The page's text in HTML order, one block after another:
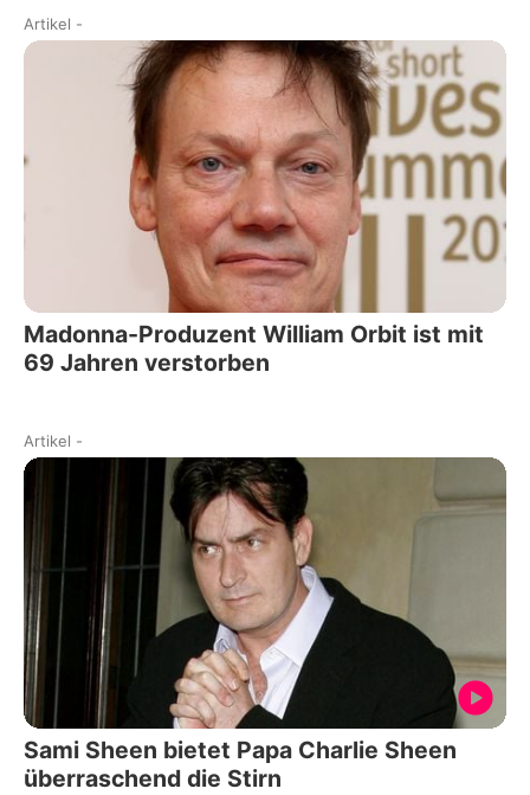
Artikel -
Madonna-Produzent William Orbit ist mit
69 Jahren verstorben
Artikel -
Sami Sheen bietet Papa Charlie Sheen
überraschend die Stirn